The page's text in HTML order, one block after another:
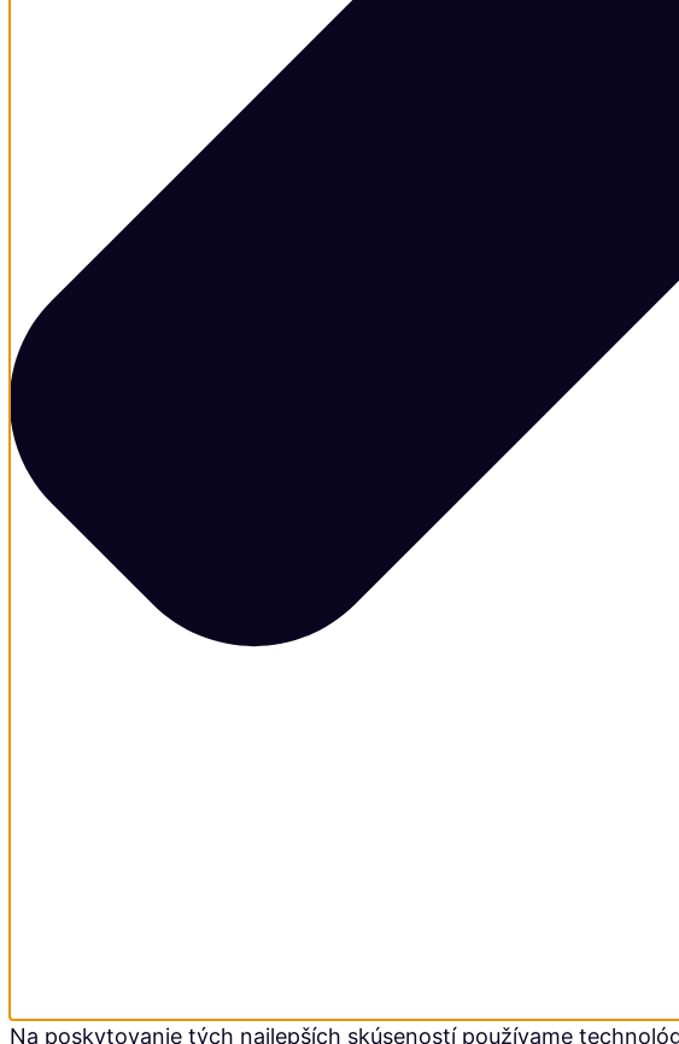
Na poskytovanie tých najlepších skúseností používame